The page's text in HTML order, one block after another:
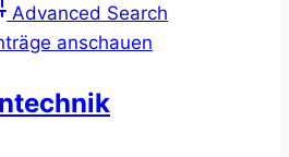
Advanced Search
anschauen